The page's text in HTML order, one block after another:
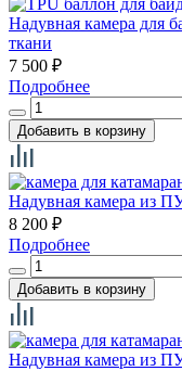
Надувная камера для
ткани
7 500 ₽
Подробнее
Hадувная камера из
8 200 ₽
Подробнее
Hадувная камера из